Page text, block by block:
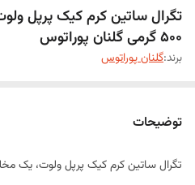
تگرال ساتین کرم کیک پرپل
500 گرمی گلنان پوراتوس
برند:گلنان پوراتوس
توضیحات
تگرال ساتین کرم کیک پرپل ولوت، یک